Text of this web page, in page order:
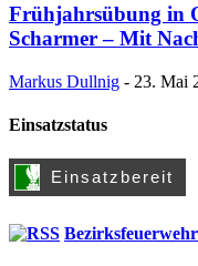
Frühjahrsübung in
Scharmer – Mit
Markus Dullnig - 23. Mai
Einsatzstatus